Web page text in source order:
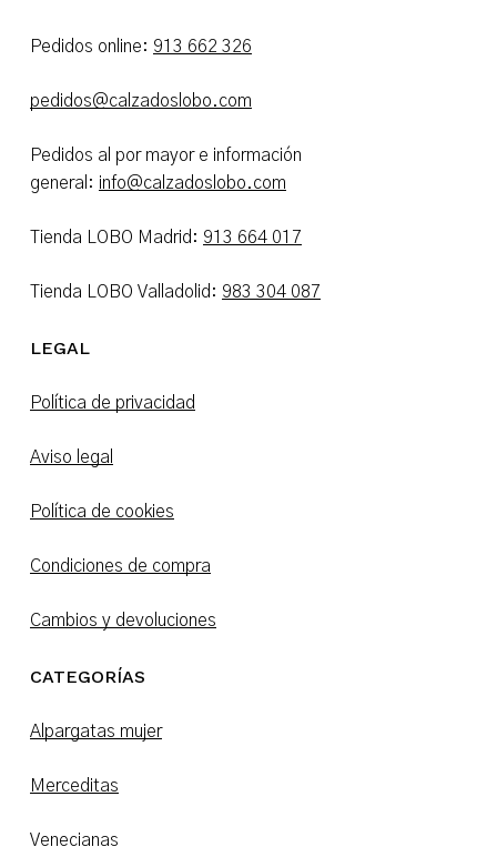
Pedidos online: 913 662 326
pedidos@calzadoslobo.com
Pedidos al por mayor e información
general: info@calzadoslobo.com
Tienda LOBO Madrid: 913 664 017
Tienda LOBO Valladolid: 983 304 087
LEGAL
Política de privacidad
Aviso legal
Política de cookies
Condiciones de compra
Cambios y devoluciones
CATEGORÍAS
Alpargatas mujer
Merceditas
Venecianas